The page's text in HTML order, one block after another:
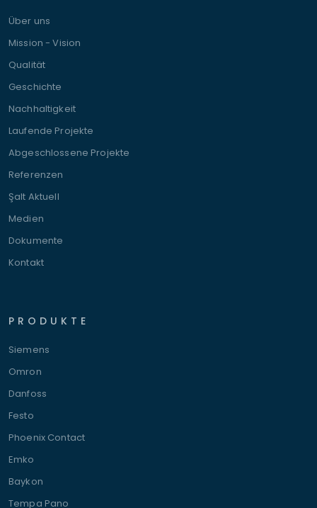
Über uns
Mission - Vision
Qualität
Geschichte
Nachhaltigkeit
Laufende Projekte
Abgeschlossene Projekte
Referenzen
Şalt Aktuell
Medien
Dokumente
Kontakt
PRODUKTE
Siemens
Omron
Danfoss
Festo
Phoenix Contact
Emko
Baykon
Tempa Pano